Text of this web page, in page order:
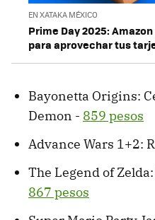
EN XATAKA MÉXICO
Prime Day 2025:
para aprovechar tus
Bayonetta Origins:
Demon - 859 pesos
Advance Wars 1+2:
The Legend of
867 pesos